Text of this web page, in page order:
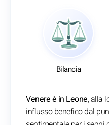
Bilancia
Venere è in Leone, alla
influsso benefico dal